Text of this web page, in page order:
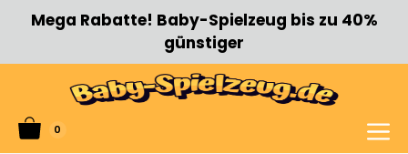
Zum
Inhalt
Mega Rabatte! Baby-Spielzeug bis zu 40%
günstiger
0
Menü